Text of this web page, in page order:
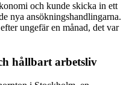
och kunde skicka in ett
nya ansökningshandlingarna.
ungefär en månad, det var
hållbart arbetsliv